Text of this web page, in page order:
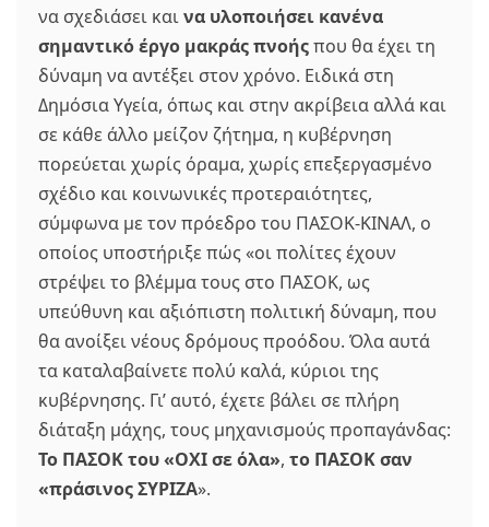
να σχεδιάσει καινα υλοποιήσει κανένα
σημαντικό έργο μακράς πνοήςπου θα έχει τη
δύναμη να αντέξει στον χρόνο. Ειδικά στη
Δημόσια Υγεία, όπως και στην ακρίβεια αλλά και
σε κάθε άλλο μείζον ζήτημα, η κυβέρνηση
πορεύεται χωρίς όραμα, χωρίς επεξεργασμένο
σχέδιο και κοινωνικές προτεραιότητες,
σύμφωνα με τον πρόεδρο του ΠΑΣΟΚ-ΚΙΝΑΛ, ο
οποίος υποστήριξε πώς «οι πολίτες έχουν
στρέψει το βλέμμα τους στο ΠΑΣΟΚ, ως
υπεύθυνη και αξιόπιστη πολιτική δύναμη, που
θα ανοίξει νέους δρόμους προόδου. Όλα αυτά
τα καταλαβαίνετε πολύ καλά, κύριοι της
κυβέρνησης. Γι’ αυτό, έχετε βάλει σε πλήρη
διάταξη μάχης, τους μηχανισμούς προπαγάνδας:
Το ΠΑΣΟΚ του «ΟΧΙ σε όλα», το ΠΑΣΟΚ σαν
«πράσινος ΣΥΡΙΖΑ».